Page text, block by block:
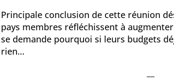
Principale conclusion de cette réunion
pays membres réfléchissent à
se demande pourquoi si leurs budgets
rien…